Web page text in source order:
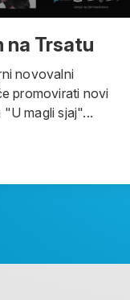
na Trsatu
novovalni
promovirati novi
magli sjaj"...